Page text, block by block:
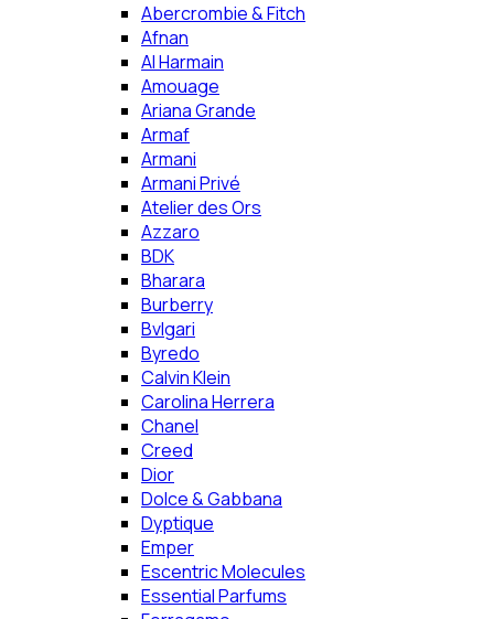
Abercrombie & Fitch
Afnan
Al Harmain
Amouage
Ariana Grande
Armaf
Armani
Armani Privé
Atelier des Ors
Azzaro
BDK
Bharara
Burberry
Bvlgari
Byredo
Calvin Klein
Carolina Herrera
Chanel
Creed
Dior
Dolce & Gabbana
Dyptique
Emper
Escentric Molecules
Essential Parfums